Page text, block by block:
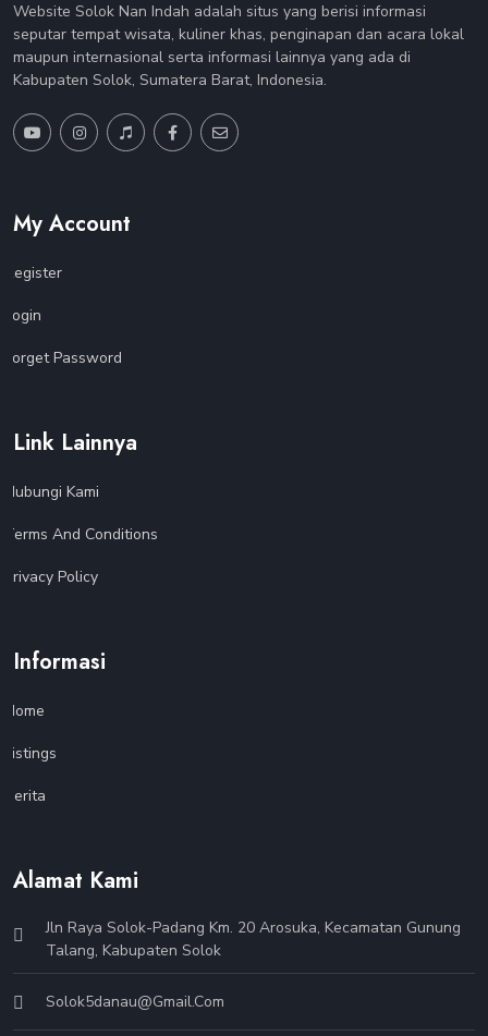
Website Solok Nan Indah adalah situs yang berisi informasi
seputar tempat wisata, kuliner khas, penginapan dan acara lokal
maupun internasional serta informasi lainnya yang ada di
Kabupaten Solok, Sumatera Barat, Indonesia.
My Account
Register
Login
Forget Password
Link Lainnya
Hubungi Kami
Terms And Conditions
Privacy Policy
Informasi
Home
Listings
Berita
Alamat Kami
Jln Raya Solok-Padang Km. 20 Arosuka, Kecamatan Gunung
Talang, Kabupaten Solok
Solok5danau@gmail.com